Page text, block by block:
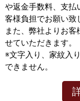
や返金手数料、支払
客様負担でお願い致
また、弊社よりお客
せていただきます。
※文字入り、家紋入
できません。